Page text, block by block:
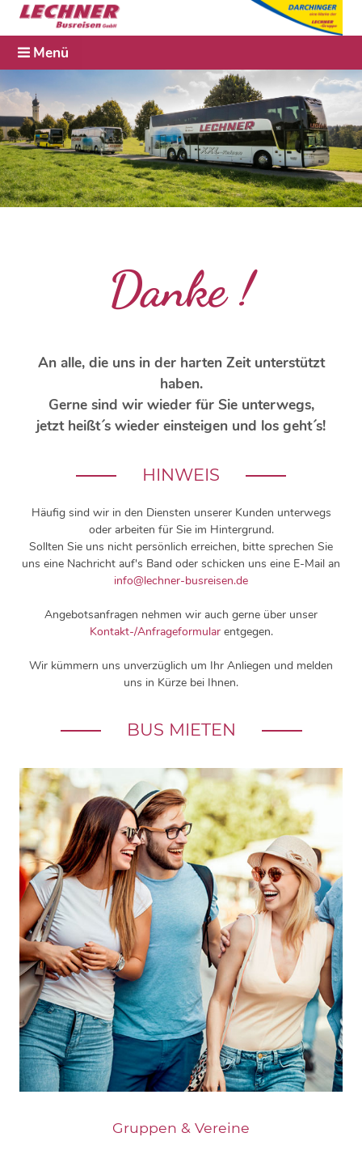
Menü
Danke !
An alle, die uns in der harten Zeit unterstützt
haben.
Gerne sind wir wieder für Sie unterwegs,
jetzt heißt´s wieder einsteigen und los geht´s!
HINWEIS
Häufig sind wir in den Diensten unserer Kunden unterwegs
oder arbeiten für Sie im Hintergrund.
Sollten Sie uns nicht persönlich erreichen, bitte sprechen Sie
uns eine Nachricht auf's Band oder schicken uns eine E-Mail an
info@lechner-busreisen.de
Angebotsanfragen nehmen wir auch gerne über unser
Kontakt-/Anfrageformularentgegen.
Wir kümmern uns unverzüglich um Ihr Anliegen und melden
uns in Kürze bei Ihnen.
BUS MIETEN
Gruppen & Vereine